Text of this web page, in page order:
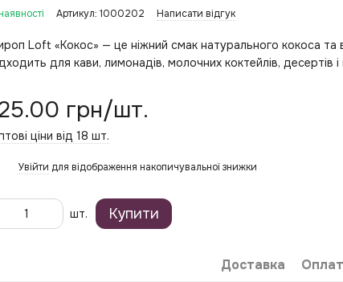
Артикул: 1000202 Написати відгук
Loft «Кокос» — це ніжний смак натурального кокоса та
для кави, лимонадів, молочних коктейлів, десертів
грн/шт.
ціни від 18 шт.
Увійти для відображення накопичувальної знижки
шт. Купити
Доставка